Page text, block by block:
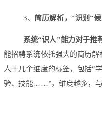
3、简历解析，“识别”
系统“识人”能力对于推
能招聘系统依托强大的简历
人十几个维度的标签，包括“
验、技能……”，维度越多，与